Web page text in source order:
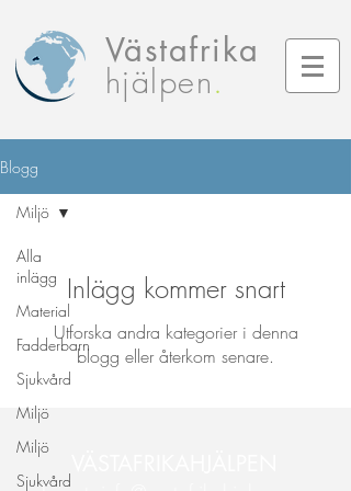
Västafrika
hjälpen.
Blogg
Alla
inlägg
Material
Fadderbarn
Sjukvård
Miljö
Miljö
Sjukvård
Miljö
Inlägg kommer snart
Utforska andra kategorier i denna
blogg eller återkom senare.